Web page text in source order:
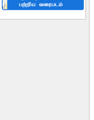
Disaster Management Division